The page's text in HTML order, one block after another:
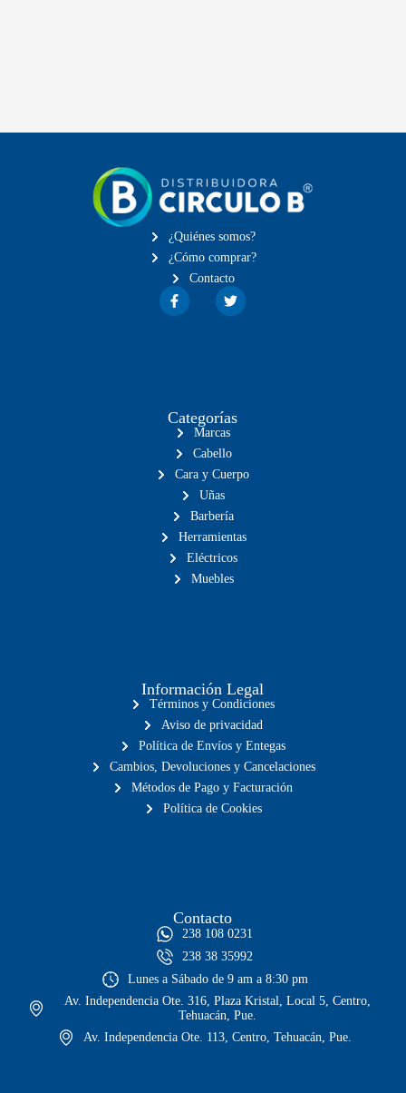
¿Quiénes somos?
¿Cómo comprar?
Contacto
Categorías
Marcas
Cabello
Cara y Cuerpo
Uñas
Barbería
Herramientas
Eléctricos
Muebles
Información Legal
Términos y Condiciones
Aviso de privacidad
Política de Envíos y Entegas
Cambios, Devoluciones y Cancelaciones
Métodos de Pago y Facturación
Política de Cookies
Contacto
238 108 0231
238 38 35992
Lunes a Sábado de 9 am a 8:30 pm
Av. Independencia Ote. 316, Plaza Kristal, Local 5, Centro,
Tehuacán, Pue.
Av. Independencia Ote. 113, Centro, Tehuacán, Pue.